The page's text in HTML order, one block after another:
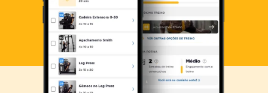
Baixe agora o Smart Fit App